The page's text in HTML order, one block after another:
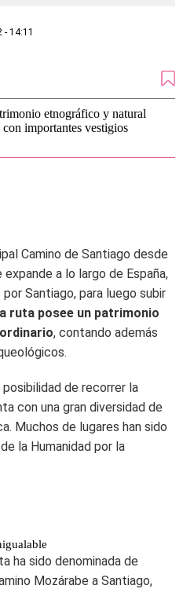
- 14:11
etnográfico y natural
importantes vestigios
Camino de Santiago desde
a lo largo de España,
Santiago, para luego subir
ruta posee un patrimonio
, contando además
de recorrer la
con una gran diversidad de
Muchos de lugares han sido
la Humanidad por la
ha sido denominada de
Mozárabe a Santiago,